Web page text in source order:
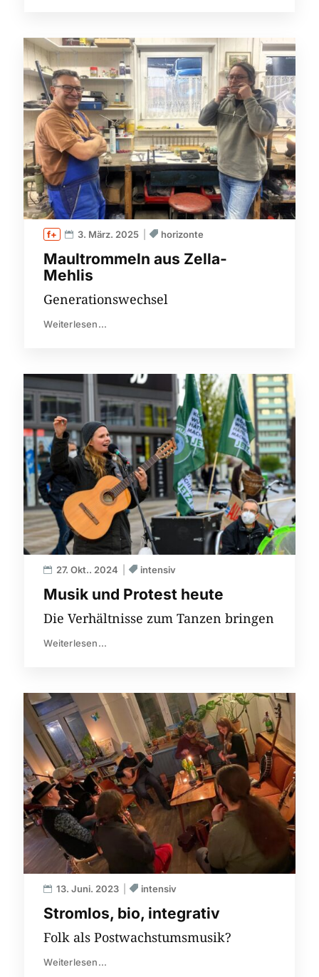
Maultrommeln aus Zella-
Mehlis
3. März. 2025 horizonte
Generationswechsel
Weiterlesen...
Musik und Protest heute
27. Okt.. 2024 intensiv
Die Verhältnisse zum Tanzen bringen
Weiterlesen...
Stromlos, bio, integrativ
13. Juni. 2023 intensiv
Folk als Postwachstumsmusik?
Weiterlesen...